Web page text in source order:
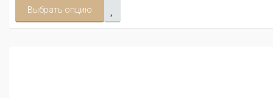
Выбрать опцию